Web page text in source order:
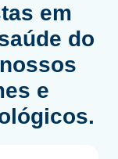
em
do
e